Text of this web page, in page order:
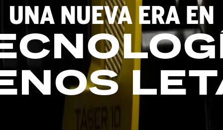
UNA NUEVA ERA EN